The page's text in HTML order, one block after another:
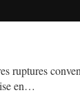
ruptures
en…